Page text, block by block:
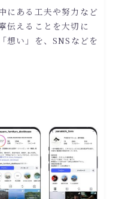
にある工夫や努力など
伝えることを大切に
想い」を、SNSなどを